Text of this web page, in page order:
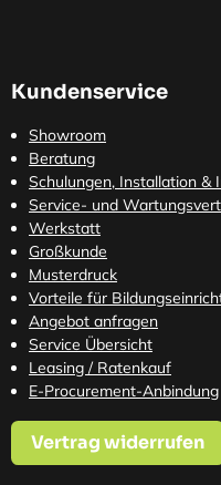
Kundenservice
Showroom
Beratung
Schulungen, Installation &
Service- und
Werkstatt
Großkunde
Musterdruck
Vorteile für
Angebot anfragen
Service Übersicht
Leasing / Ratenkauf
E-Procurement-Anbindung
Vertrag widerrufen